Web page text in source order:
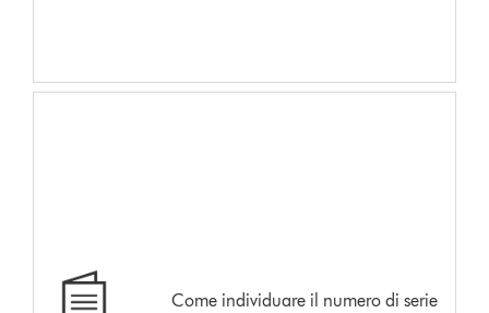
Come individuare il numero di serie